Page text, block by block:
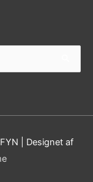
| Designet af